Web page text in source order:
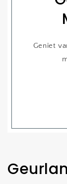
Geniet